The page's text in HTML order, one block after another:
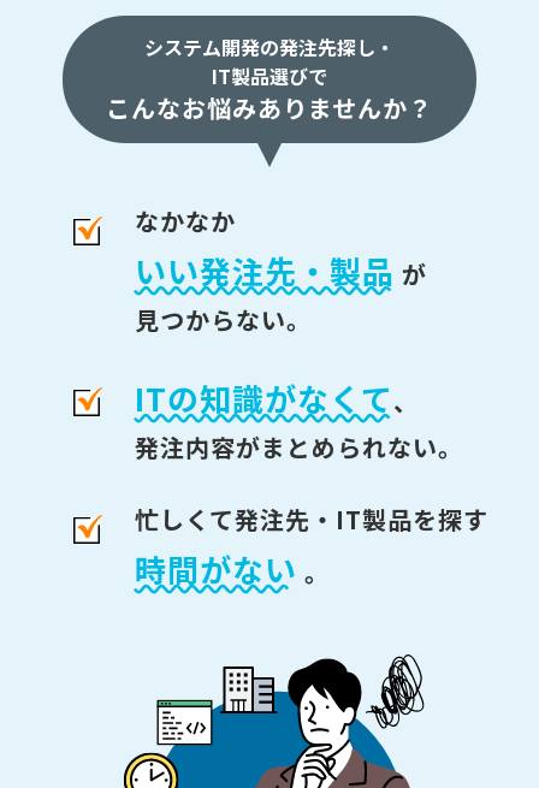
システム開発の発注先探し・
IT製品選びで
こんなお悩みありませんか？
なかなか
いい発注先・製品 が
見つからない。
ITの知識がなくて、
発注内容がまとめられない。
忙しくて発注先・IT製品を探す
時間がない 。